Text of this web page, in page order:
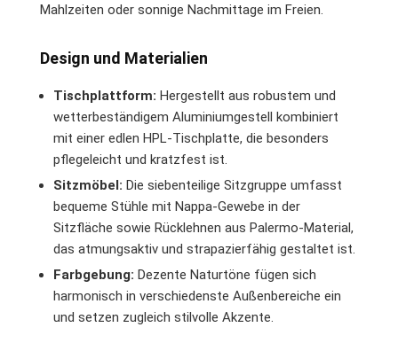
Mahlzeiten oder sonnige Nachmittage im Freien.
Design und Materialien
Tischplattform: Hergestellt aus robustem und
wetterbeständigem Aluminiumgestell kombiniert
mit einer edlen HPL-Tischplatte, die besonders
pflegeleicht und kratzfest ist.
Sitzmöbel: Die siebenteilige Sitzgruppe umfasst
bequeme Stühle mit Nappa-Gewebe in der
Sitzfläche sowie Rücklehnen aus Palermo-Material,
das atmungsaktiv und strapazierfähig gestaltet ist.
Farbgebung: Dezente Naturtöne fügen sich
harmonisch in verschiedenste Außenbereiche ein
und setzen zugleich stilvolle Akzente.